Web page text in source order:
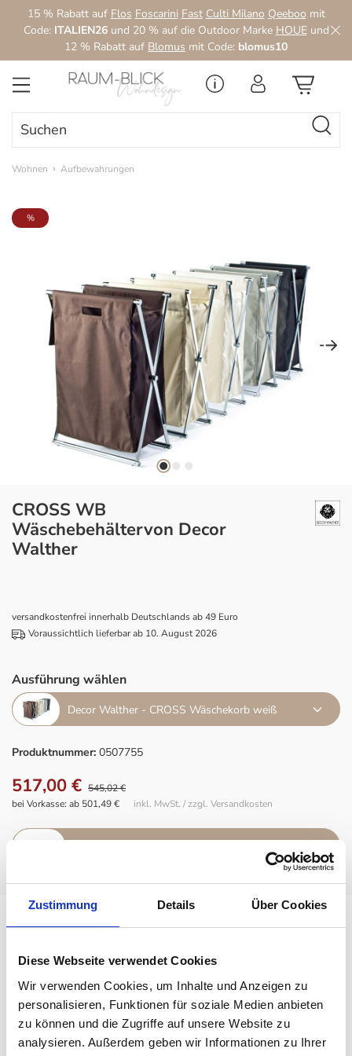
Zustimmung Details Über Cookies
Diese Webseite verwendet Cookies
Wir verwenden Cookies, um Inhalte und Anzeigen zu
personalisieren, Funktionen für soziale Medien anbieten
zu können und die Zugriffe auf unsere Website zu
analysieren. Außerdem geben wir Informationen zu Ihrer
Zum Hauptinhalt springen
15 % Rabatt auf Flos Foscarini Fast Culti Milano Qeeboo mit
Code: ITALIEN26und 20 % auf die Outdoor Marke HOUEund
12 % Rabatt auf Blomus mit Code: blomus10
Wohnen Aufbewahrungen
Bildergalerie überspringen
%
CROSS WB
Wäschebehältervon Decor
Walther
versandkostenfrei innerhalb Deutschlands ab 49 Euro
Voraussichtlich lieferbar ab 10. August 2026
Ausführung wählen
Decor Walther - CROSS Wäschekorb weiß
Produktnummer: 0507755
517,00 € 545,02 €
inkl. MwSt. / zzgl. Versandkosten
bei Vorkasse: ab 501,49 €
IN DEN WARENKORB
Kosmetikspiegel
Beschreibung